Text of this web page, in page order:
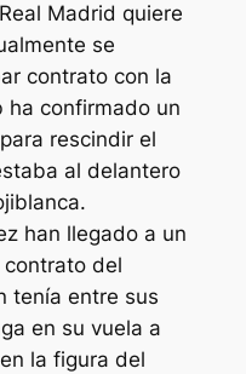
Madrid quiere
se
contrato con la
ha confirmado un
rescindir el
al delantero
han llegado a un
del
tenía entre sus
en su vuela a
la figura del